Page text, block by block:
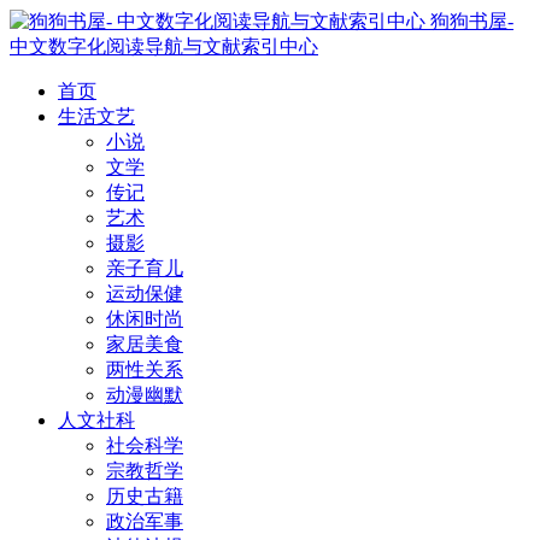
狗狗书屋-
中文数字化阅读导航与文献索引中心
首页
生活文艺
小说
文学
传记
艺术
摄影
亲子育儿
运动保健
休闲时尚
家居美食
两性关系
动漫幽默
人文社科
社会科学
宗教哲学
历史古籍
政治军事